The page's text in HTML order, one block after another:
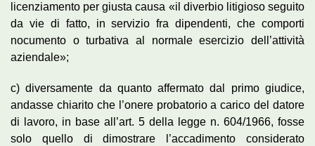
licenziamento per giusta causa «il diverbio litigioso seguito
da vie di fatto, in servizio fra dipendenti, che comporti
nocumento o turbativa al normale esercizio dell’attività
aziendale»;
c) diversamente da quanto affermato dal primo giudice,
andasse chiarito che l’onere probatorio a carico del datore
di lavoro, in base all’art. 5 della legge n. 604/1966, fosse
solo quello di dimostrare l’accadimento considerato